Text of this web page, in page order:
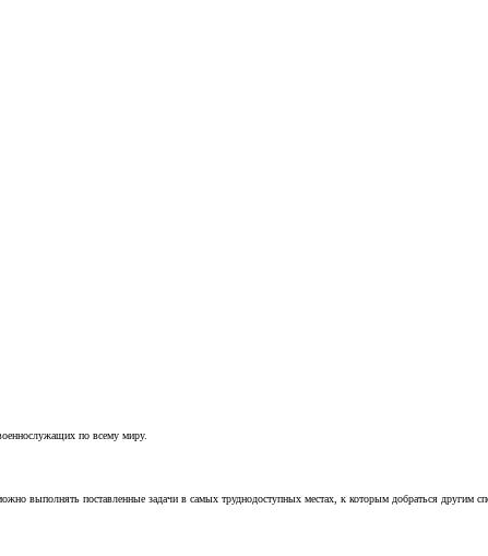
по всему миру.
выполнять поставленные задачи в самых труднодоступных местах, к которым добраться другим